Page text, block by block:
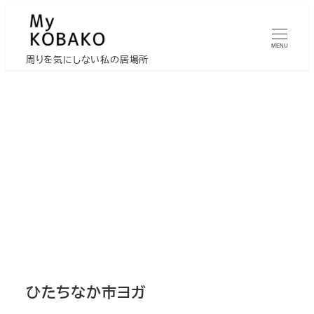
周りを気にしない私の居場所
MENU
ひたちなか市ヨガ